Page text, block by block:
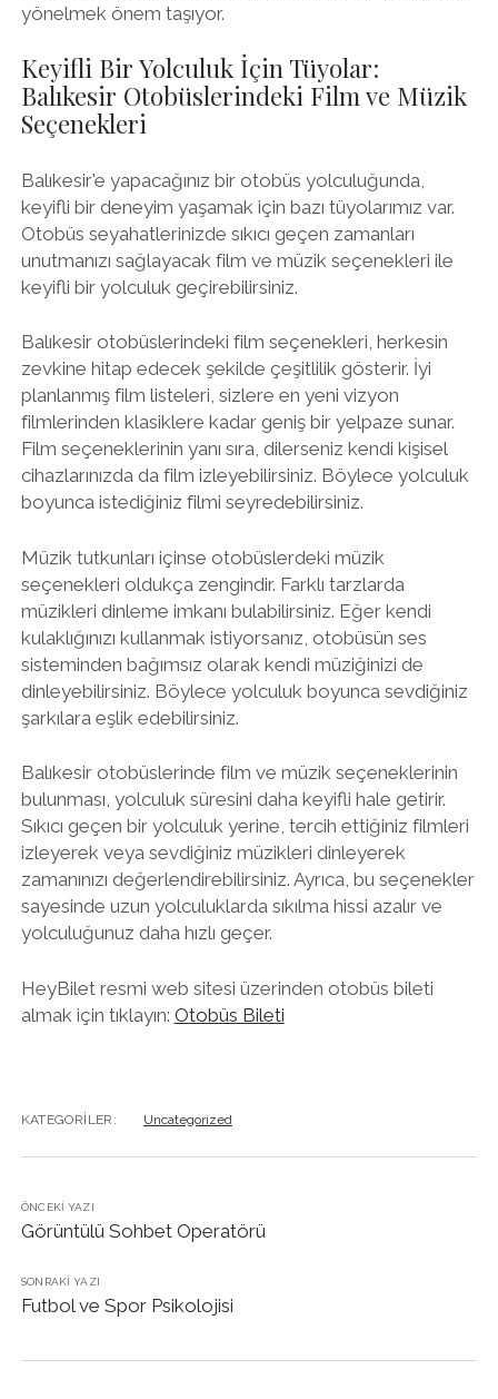
yönelmek önem taşıyor.
Keyifli Bir Yolculuk İçin Tüyolar:
Balıkesir Otobüslerindeki Film ve Müzik
Seçenekleri
Balıkesir'e yapacağınız bir otobüs yolculuğunda,
keyifli bir deneyim yaşamak için bazı tüyolarımız var.
Otobüs seyahatlerinizde sıkıcı geçen zamanları
unutmanızı sağlayacak film ve müzik seçenekleri ile
keyifli bir yolculuk geçirebilirsiniz.
Balıkesir otobüslerindeki film seçenekleri, herkesin
zevkine hitap edecek şekilde çeşitlilik gösterir. İyi
planlanmış film listeleri, sizlere en yeni vizyon
filmlerinden klasiklere kadar geniş bir yelpaze sunar.
Film seçeneklerinin yanı sıra, dilerseniz kendi kişisel
cihazlarınızda da film izleyebilirsiniz. Böylece yolculuk
boyunca istediğiniz filmi seyredebilirsiniz.
Müzik tutkunları içinse otobüslerdeki müzik
seçenekleri oldukça zengindir. Farklı tarzlarda
müzikleri dinleme imkanı bulabilirsiniz. Eğer kendi
kulaklığınızı kullanmak istiyorsanız, otobüsün ses
sisteminden bağımsız olarak kendi müziğinizi de
dinleyebilirsiniz. Böylece yolculuk boyunca sevdiğiniz
şarkılara eşlik edebilirsiniz.
Balıkesir otobüslerinde film ve müzik seçeneklerinin
bulunması, yolculuk süresini daha keyifli hale getirir.
Sıkıcı geçen bir yolculuk yerine, tercih ettiğiniz filmleri
izleyerek veya sevdiğiniz müzikleri dinleyerek
zamanınızı değerlendirebilirsiniz. Ayrıca, bu seçenekler
sayesinde uzun yolculuklarda sıkılma hissi azalır ve
yolculuğunuz daha hızlı geçer.
HeyBilet resmi web sitesi üzerinden otobüs bileti
almak için tıklayın: Otobüs Bileti
KATEGORILER: Uncategorized
ÖNCEKI YAZI
Görüntülü Sohbet Operatörü
SONRAKI YAZI
Futbol ve Spor Psikolojisi